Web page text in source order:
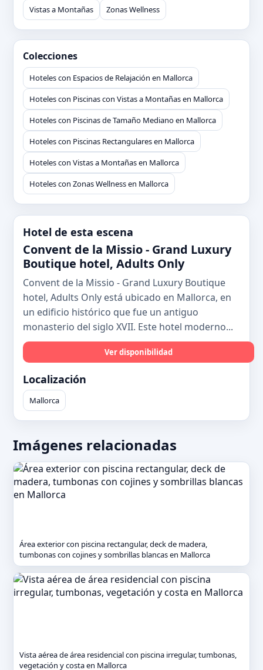
Vistas a Montañas
Zonas Wellness
Colecciones
Hoteles con Espacios de Relajación en Mallorca
Hoteles con Piscinas con Vistas a Montañas en Mallorca
Hoteles con Piscinas de Tamaño Mediano en Mallorca
Hoteles con Piscinas Rectangulares en Mallorca
Hoteles con Vistas a Montañas en Mallorca
Hoteles con Zonas Wellness en Mallorca
Hotel de esta escena
Convent de la Missio - Grand Luxury
Boutique hotel, Adults Only
Convent de la Missio - Grand Luxury Boutique
hotel, Adults Only está ubicado en Mallorca, en
un edificio histórico que fue un antiguo
monasterio del siglo XVII. Este hotel moderno...
Ver disponibilidad
Localización
Mallorca
Imágenes relacionadas
Área exterior con piscina rectangular, deck de madera,
tumbonas con cojines y sombrillas blancas en Mallorca
Vista aérea de área residencial con piscina irregular, tumbonas,
vegetación y costa en Mallorca